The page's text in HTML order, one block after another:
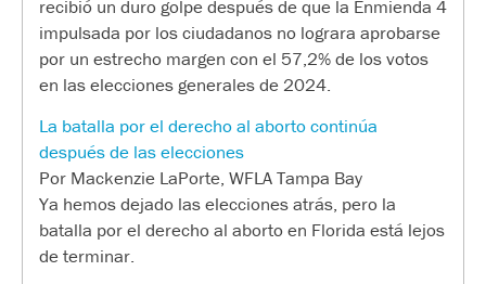
recibió un duro golpe después de que la Enmienda 4
impulsada por los ciudadanos no lograra aprobarse
por un estrecho margen con el 57,2% de los votos
en las elecciones generales de 2024.
La batalla por el derecho al aborto continúa
después de las elecciones
Por Mackenzie LaPorte, WFLA Tampa Bay
Ya hemos dejado las elecciones atrás, pero la
batalla por el derecho al aborto en Florida está lejos
de terminar.